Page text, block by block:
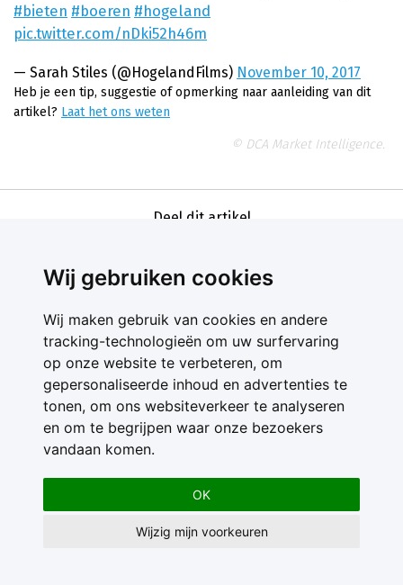
Wij gebruiken cookies
Wij maken gebruik van cookies en andere
tracking-technologieën om uw surfervaring
op onze website te verbeteren, om
gepersonaliseerde inhoud en advertenties te
tonen, om ons websiteverkeer te analyseren
en om te begrijpen waar onze bezoekers
vandaan komen.
OK
Wijzig mijn voorkeuren
#bieten #boeren #hogeland
pic.twitter.com/nDki52h46m
— Sarah Stiles (@HogelandFilms) November 10, 2017
Heb je een tip, suggestie of opmerking naar aanleiding van dit
artikel? Laat het ons weten
© DCA Market Intelligence.
Deel dit artikel
Contact
Feedback
Nieuwsbrief
Adverteren
Gebruikersvoorwaarden
Privacy Statement